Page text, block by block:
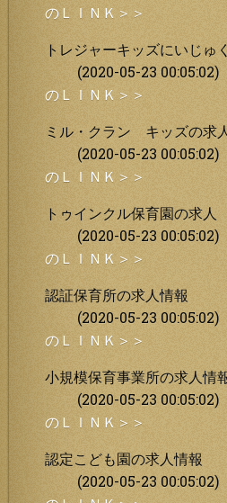
のＬＩＮＫ＞＞
トレジャーキッズにいじゅ
(2020-05-23
のＬＩＮＫ＞＞
ミル・クラン キッズの求
(2020-05-23
のＬＩＮＫ＞＞
トゥインクル保育園の求人
(2020-05-23
のＬＩＮＫ＞＞
認証保育所の求人情報
(2020-05-23
のＬＩＮＫ＞＞
小規模保育事業所の求人情
(2020-05-23
のＬＩＮＫ＞＞
認定こども園の求人情報
(2020-05-23